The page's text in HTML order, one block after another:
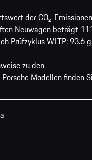
der CO₂-
Neuwagen beträgt
Prüfzyklus WLTP: 93.6
zu den
Modellen finden